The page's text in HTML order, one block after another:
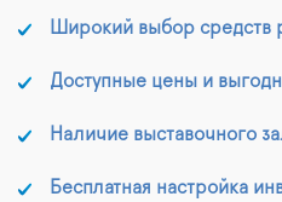
Широкий выбор средств
Доступные цены и
Наличие выставочного
Бесплатная настройка